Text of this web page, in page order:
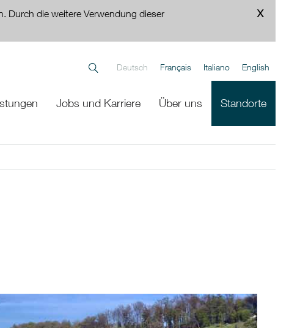
Durch die weitere Verwendung dieser
Deutsch Français Italiano English
Jobs und Karriere Über uns Standorte